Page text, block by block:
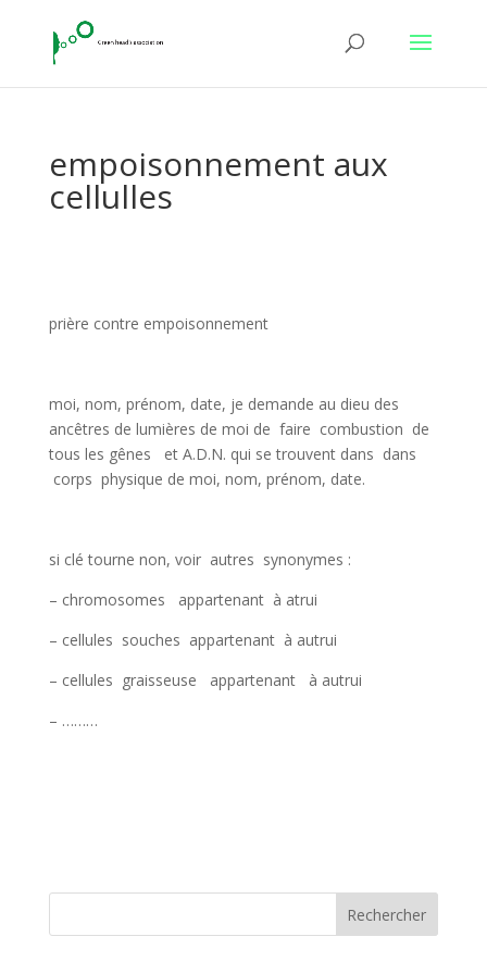
empoisonnement aux
cellulles
prière contre empoisonnement
moi, nom, prénom, date, je demande au dieu des
ancêtres de lumières de moi de faire combustion de
tous les gênes et A.D.N. qui se trouvent dans dans
corps physique de moi, nom, prénom, date.
si clé tourne non, voir autres synonymes :
– chromosomes appartenant à atrui
– cellules souches appartenant à autrui
– cellules graisseuse appartenant à autrui
– ………
Rechercher